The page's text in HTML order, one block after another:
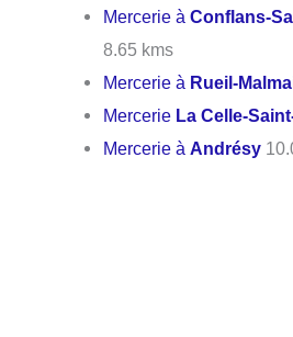
Mercerie àConflans-
8.65 kms
Mercerie à Rueil-
Mercerie La Celle-
Mercerie àAndrésy